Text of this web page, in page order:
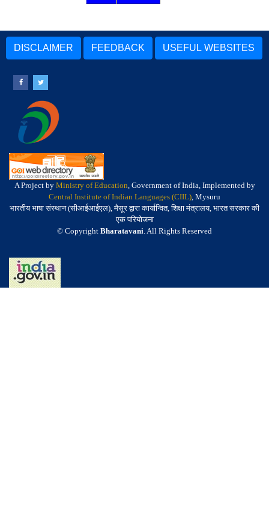
DISCLAIMER FEEDBACK USEFUL WEBSITES
A Project by Ministry of Education, Government of India, Implemented by
Central Institute of Indian Languages (CIIL), Mysuru
भारतीय भाषा संस्थान (सीआईआईएल), मैसूर द्वारा कार्यान्वित, शिक्षा मंत्रालय, भारत सरकार की
एक परियोजना
© Copyright Bharatavani. All Rights Reserved